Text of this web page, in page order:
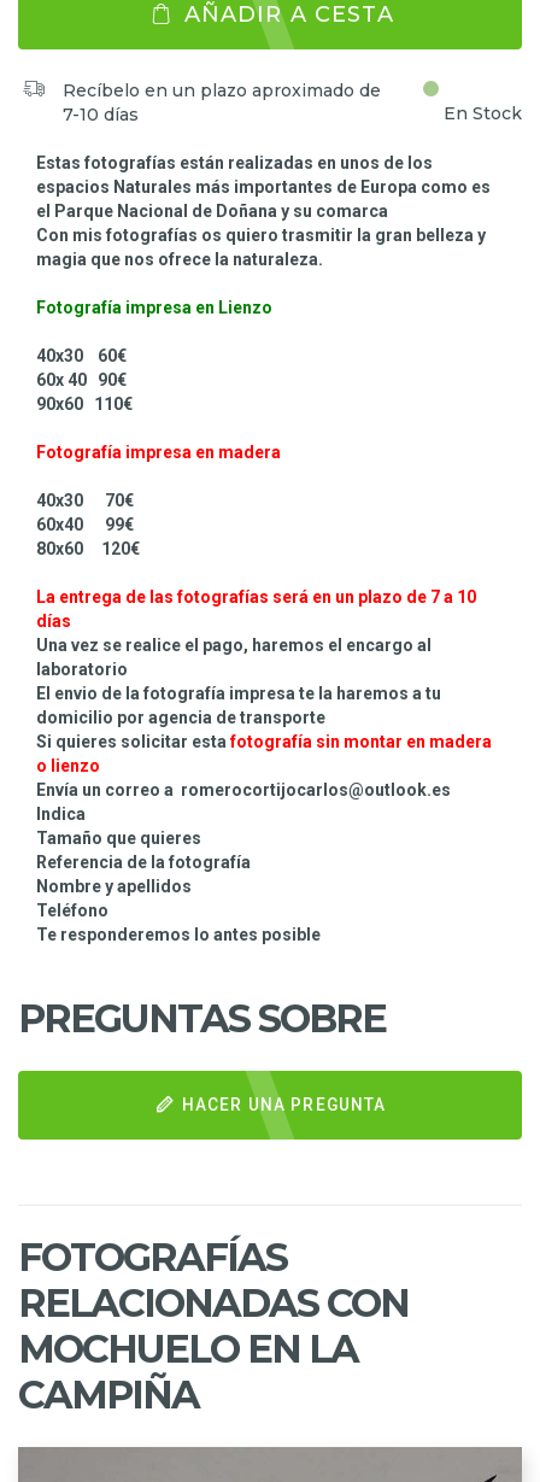
AÑADIR A CESTA
Recíbelo en un plazo aproximado de
7-10 días
En Stock
Estas fotografías están realizadas en unos de los
espacios Naturales más importantes de Europa como es
el Parque Nacional de Doñana y su comarca
Con mis fotografías os quiero trasmitir la gran belleza y
magia que nos ofrece la naturaleza.
Fotografía impresa en Lienzo
40x30 60€
60x 40 90€
90x60 110€
Fotografía impresa en madera
40x30 70€
60x40 99€
80x60 120€
La entrega de las fotografías será en un plazo de 7 a 10
días
Una vez se realice el pago, haremos el encargo al
laboratorio
El envio de la fotografía impresa te la haremos a tu
domicilio por agencia de transporte
Si quieres solicitar estafotografía sin montar en madera
o lienzo
Envía un correo a romerocortijocarlos@outlook.es
Indica
Tamaño que quieres
Referencia de la fotografía
Nombre y apellidos
Teléfono
Te responderemos lo antes posible
PREGUNTAS SOBRE
HACER UNA PREGUNTA
FOTOGRAFÍAS
RELACIONADAS CON
MOCHUELO EN LA
CAMPIÑA